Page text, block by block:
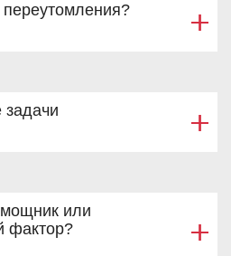
переутомления?
или
фактор?